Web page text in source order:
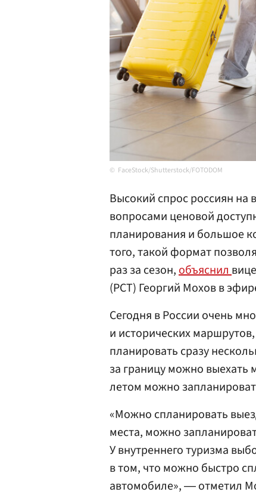
FaceStock/Shutterstock/FOTODOM
Высокий спрос россиян на
вопросами ценовой
планирования и большое
того, такой формат
раз за сезон,объяснил
(РСТ) Георгий Мохов в
Сегодня в России очень
и исторических
планировать сразу
за границу можно выехать
летом можно
«Можно спланировать
места, можно
У внутреннего туризма
в том, что можно быстро
автомобиле», ― отметил